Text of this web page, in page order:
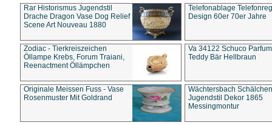
Rar Historismus Jugendstil
Drache Dragon Vase Dog Relief
Scene Art Nouveau 1880
Telefonablage
Design 60er 70er Jahre
Zodiac - Tierkreiszeichen
Öllampe Krebs, Forum Traiani,
Reenactment Öllämpchen
Va 34122 Schuco
Teddy Bär Hellbraun
Originale Meissen Fuss - Vase
Rosenmuster Mit Goldrand
Wächtersbach Schälchen
Jugendstil Dekor 1865
Messingmontur